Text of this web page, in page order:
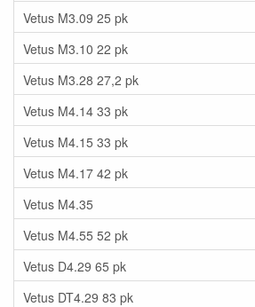
Vetus M3.09 25 pk
Vetus M3.10 22 pk
Vetus M3.28 27,2 pk
Vetus M4.14 33 pk
Vetus M4.15 33 pk
Vetus M4.17 42 pk
Vetus M4.35
Vetus M4.55 52 pk
Vetus D4.29 65 pk
Vetus DT4.29 83 pk